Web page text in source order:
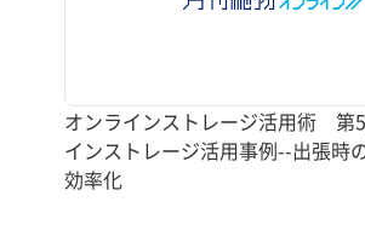
オンラインストレージ活用術 第
インストレージ活用事例--出張時
効率化